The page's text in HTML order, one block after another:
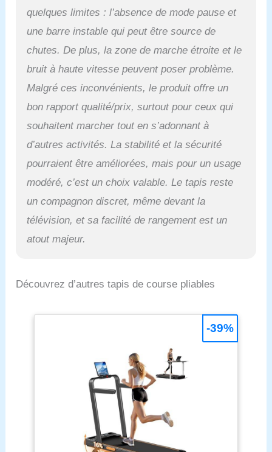
quelques limites : l’absence de mode pause et
une barre instable qui peut être source de
chutes. De plus, la zone de marche étroite et le
bruit à haute vitesse peuvent poser problème.
Malgré ces inconvénients, le produit offre un
bon rapport qualité/prix, surtout pour ceux qui
souhaitent marcher tout en s’adonnant à
d’autres activités. La stabilité et la sécurité
pourraient être améliorées, mais pour un usage
modéré, c’est un choix valable. Le tapis reste
un compagnon discret, même devant la
télévision, et sa facilité de rangement est un
atout majeur.
Découvrez d’autres tapis de course pliables
-39%